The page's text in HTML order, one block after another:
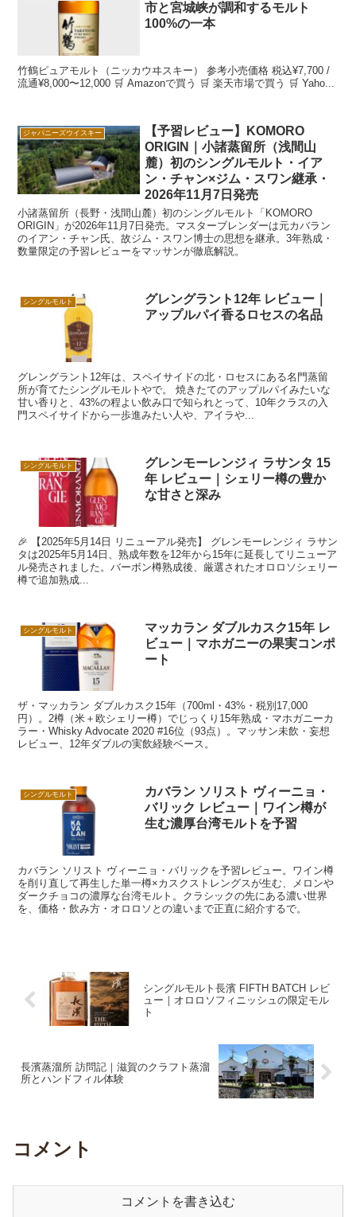
市と宮城峡が調和するモルト
100%の一本
竹鶴ピュアモルト（ニッカウヰスキー） 参考小売価格 税込¥7,700 /
流通¥8,000〜12,000 🛒 Amazonで買う 🛒 楽天市場で買う 🛒 Yaho...
ジャパニーズウイスキー
【予習レビュー】KOMORO
ORIGIN｜小諸蒸留所（浅間山
麓）初のシングルモルト・イア
ン・チャン×ジム・スワン継承・
2026年11月7日発売
小諸蒸留所（長野・浅間山麓）初のシングルモルト「KOMORO
ORIGIN」が2026年11月7日発売。マスターブレンダーは元カバラン
のイアン・チャン氏、故ジム・スワン博士の思想を継承。3年熟成・
数量限定の予習レビューをマッサンが徹底解説。
シングルモルト
グレングラント12年 レビュー｜
アップルパイ香るロセスの名品
グレングラント12年は、スペイサイドの北・ロセスにある名門蒸留
所が育てたシングルモルトやで。 焼きたてのアップルパイみたいな
甘い香りと、43%の程よい飲み口で知られとって、10年クラスの入
門スペイサイドから一歩進みたい人や、アイラや...
シングルモルト
グレンモーレンジィ ラサンタ 15
年 レビュー｜シェリー樽の豊か
な甘さと深み
🎉 【2025年5月14日 リニューアル発売】 グレンモーレンジィ ラサン
タは2025年5月14日、熟成年数を12年から15年に延長してリニューア
ル発売されました。バーボン樽熟成後、厳選されたオロロソシェリー
樽で追加熟成...
シングルモルト
マッカラン ダブルカスク15年 レ
ビュー｜マホガニーの果実コンポ
ート
ザ・マッカラン ダブルカスク15年（700ml・43%・税別17,000
円）。2樽（米＋欧シェリー樽）でじっくり15年熟成・マホガニーカ
ラー・Whisky Advocate 2020 #16位（93点）。マッサン未飲・妄想
レビュー、12年ダブルの実飲経験ベース。
シングルモルト
カバラン ソリスト ヴィーニョ・
バリック レビュー｜ワイン樽が
生む濃厚台湾モルトを予習
カバラン ソリスト ヴィーニョ・バリックを予習レビュー。ワイン樽
を削り直して再生した単一樽×カスクストレングスが生む、メロンや
ダークチョコの濃厚な台湾モルト。クラシックの先にある濃い世界
を、価格・飲み方・オロロソとの違いまで正直に紹介するで。
シングルモルト長濱 FIFTH BATCH レビ
ュー｜オロロソフィニッシュの限定モル
ト
長濱蒸溜所 訪問記｜滋賀のクラフト蒸溜
所とハンドフィル体験
コメント
コメントを書き込む